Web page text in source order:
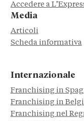
Accedere a
Media
Articoli
Scheda informativa
Internazionale
Franchising in
Franchising in
Franchising nel